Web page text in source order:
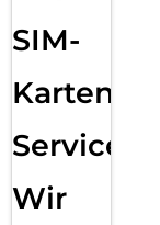
SIM-
Karten
Service:
Wir